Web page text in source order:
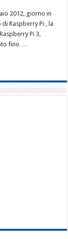
2012, giorno in
Raspberry Pi , la
Pi 3,
fino …